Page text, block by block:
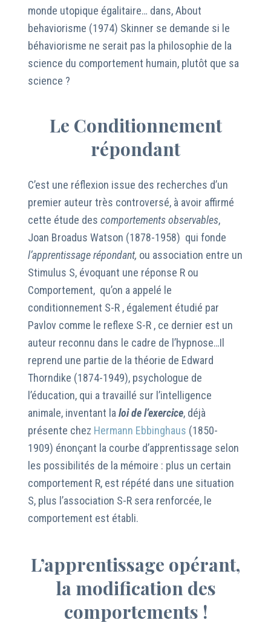
monde utopique égalitaire… dans, About
behaviorisme (1974) Skinner se demande si le
béhaviorisme ne serait pas la philosophie de la
science du comportement humain, plutôt que sa
science ?
Le Conditionnement
répondant
C’est une réflexion issue des recherches d’un
premier auteur très controversé, à avoir affirmé
cette étude descomportements observables,
Joan Broadus Watson (1878-1958) qui fonde
l’apprentissage répondant, ou association entre un
Stimulus S, évoquant une réponse R ou
Comportement, qu’on a appelé le
conditionnement S-R , également étudié par
Pavlov comme le reflexe S-R , ce dernier est un
auteur reconnu dans le cadre de l’hypnose…Il
reprend une partie de la théorie de Edward
Thorndike (1874-1949), psychologue de
l’éducation, qui a travaillé sur l’intelligence
animale, inventant laloi de l’exercice, déjà
présente chez Hermann Ebbinghaus (1850-
1909) énonçant la courbe d’apprentissage selon
les possibilités de la mémoire : plus un certain
comportement R, est répété dans une situation
S, plus l’association S-R sera renforcée, le
comportement est établi.
L’apprentissage opérant,
la modification des
comportements !